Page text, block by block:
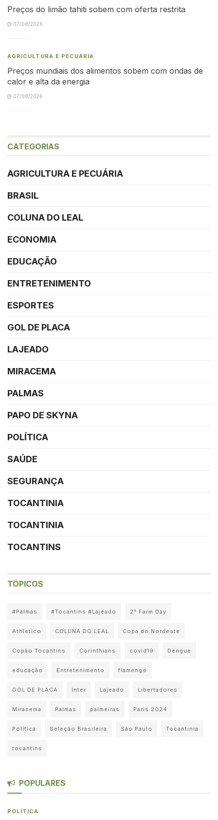
Preços do limão tahiti sobem com oferta restrita
07/08/2026
AGRICULTURA E PECUÁRIA
Preços mundiais dos alimentos sobem com ondas de
calor e alta da energia
07/08/2026
CATEGORIAS
AGRICULTURA E PECUÁRIA
BRASIL
COLUNA DO LEAL
ECONOMIA
EDUCAÇÃO
ENTRETENIMENTO
ESPORTES
GOL DE PLACA
LAJEADO
MIRACEMA
PALMAS
PAPO DE SKYNA
POLÍTICA
SAÚDE
SEGURANÇA
TOCANTINIA
TOCANTINIA
TOCANTINS
TÓPICOS
#Palmas #Tocantins #Lajeado 2° Farm Day
Athletico COLUNA DO LEAL Copa do Nordeste
Copão Tocantins Corinthians covid19 Dengue
educação Entretenimento flamengo
GOL DE PLACA Inter Lajeado Libertadores
Miracema Palmas palmeiras Paris 2024
Política Seleção Brasileira São Paulo Tocantinia
tocantins
POPULARES
POLÍTICA